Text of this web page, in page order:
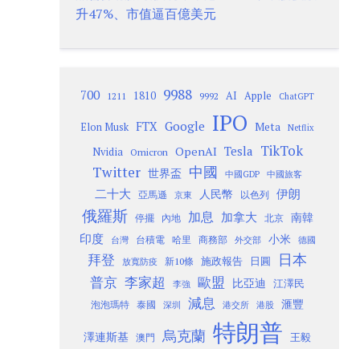
升47%、市值逼百億美元
700 1211 1810 9988 9992 AI Apple ChatGPT
Elon Musk FTX Google IPO Meta Netflix
Nvidia Omicron OpenAI Tesla TikTok
Twitter 世界盃 中國 中國GDP 中國旅客
二十大 亞馬遜 京東 人民幣 以色列 伊朗
俄羅斯 停擺 內地 加息 加拿大 北京
南韓
印度
台灣 台積電 哈里 商務部 外交部 小米 德國
拜登 放寬防疫 新10條 施政報告 日圓 日本
普京 李家超 李強 歐盟 比亞迪 江澤民
泡泡瑪特 泰國 深圳 減息 港交所 港股 滙豐
澤連斯基 澳門 烏克蘭 特朗普 王毅